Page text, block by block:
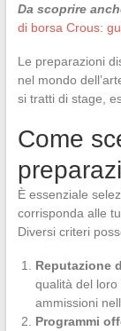
Da scoprire
di borsa Crous:
Le preparazioni
nel mondo
si tratti di stage,
Come
È essenziale
corrisponda alle
Diversi criteri
Reputazione
qualità del
ammissioni
Programmi